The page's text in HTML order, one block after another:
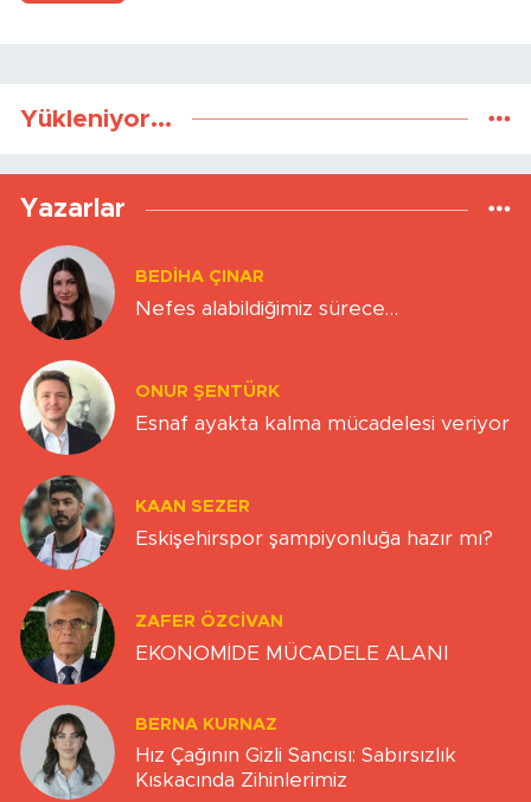
Yükleniyor...
Yazarlar
BEDIHA ÇINAR
Nefes alabildiğimiz sürece…
ONUR ŞENTÜRK
Esnaf ayakta kalma mücadelesi veriyor
KAAN SEZER
Eskişehirspor şampiyonluğa hazır mı?
ZAFER ÖZCIVAN
EKONOMİDE MÜCADELE ALANI
BERNA KURNAZ
Hız Çağının Gizli Sancısı: Sabırsızlık
Kıskacında Zihinlerimiz